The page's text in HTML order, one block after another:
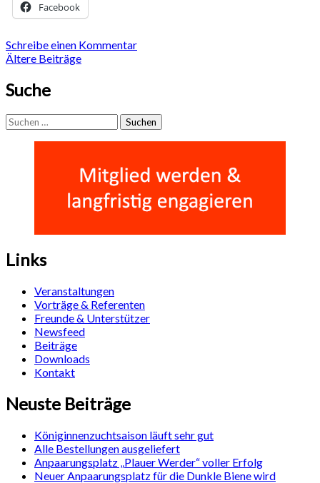
Facebook
Schreibe einen Kommentar
Beitragsnavigation
Ältere Beiträge
Suche
Suchen
nach:
Links
Veranstaltungen
Vorträge & Referenten
Freunde & Unterstützer
Newsfeed
Beiträge
Downloads
Kontakt
Neuste Beiträge
Königinnenzuchtsaison läuft sehr gut
Alle Bestellungen ausgeliefert
Anpaarungsplatz „Plauer Werder“ voller Erfolg
Neuer Anpaarungsplatz für die Dunkle Biene wird